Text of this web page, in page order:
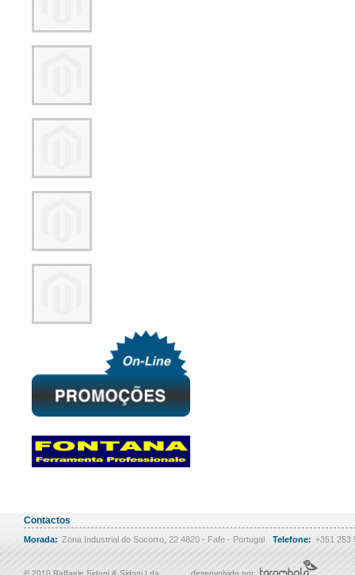
Contactos
Morada: Zona Industrial do Socorro, 22 4820 - Fafe - Portugal Telefone: +351 253
© 2010 Raffaele Sidoni & Sidoni Lda desenvolvido por: